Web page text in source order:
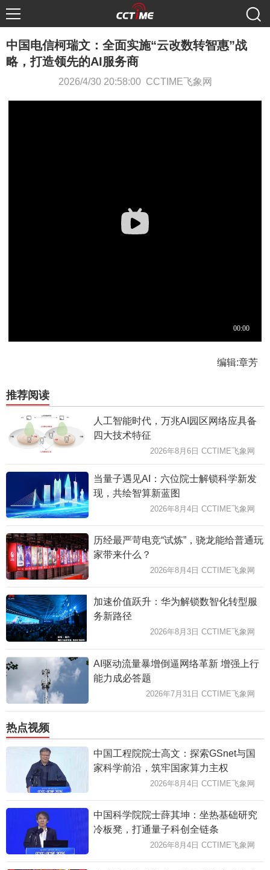
中国电信柯瑞文：全面实施“云改数转智惠”战
略，打造领先的AI服务商
2026/4/30 20:58:00 CCTIME飞象网
编辑:章芳
推荐阅读
人工智能时代，万兆AI园区网络应具备
四大技术特征
2026年8月6日 CCTIME飞象网
当量子遇见AI：六位院士解锁科学新发
现，共绘智算新蓝图
2026年8月4日 CCTIME飞象网
历经最严苛电竞“试炼”，骁龙能给普通玩
家带来什么？
2026年8月4日 CCTIME飞象网
加速价值跃升：华为解锁数智化转型服
务新路径
2026年8月3日 CCTIME飞象网
AI驱动流量暴增倒逼网络革新 增强上行
能力成必答题
2026年7月31日 CCTIME飞象网
热点视频
中国工程院院士高文：探索GSnet与国
家科学前沿，筑牢国家算力主权
2026年8月4日 CCTIME飞象网
中国科学院院士薛其坤：坐热基础研究
冷板凳，打通量子科创全链条
2026年8月4日 CCTIME飞象网